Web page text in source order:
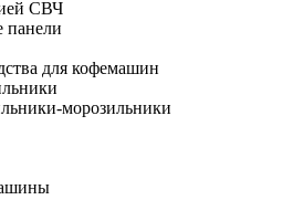
СВЧ
панели
для кофемашин
морозильники